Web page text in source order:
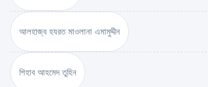
আলহাজ্ব হযরত মাওলানা এমামুদ্দীন
শিহাব আহমেদ তুহিন